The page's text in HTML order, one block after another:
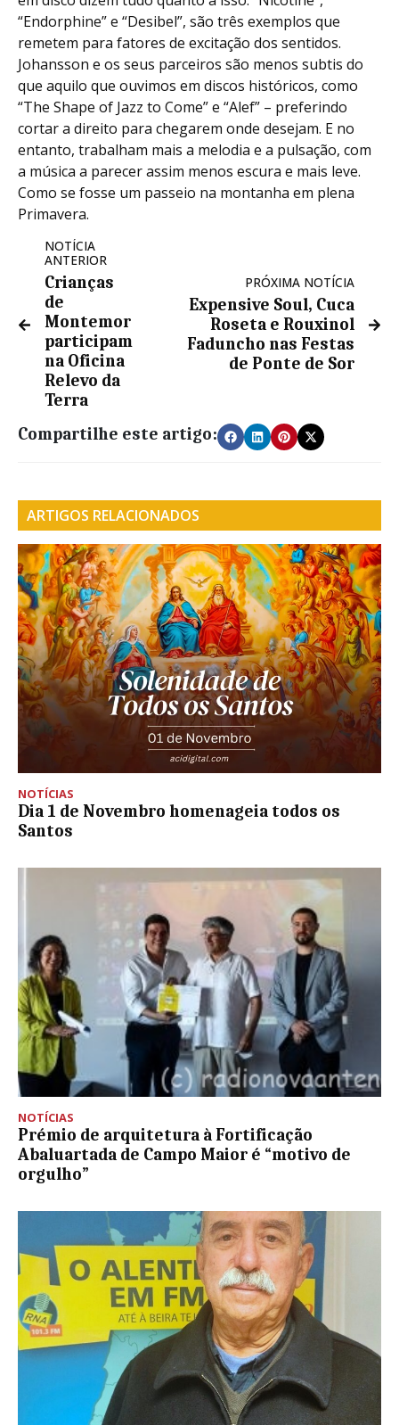
“Endorphine” e “Desibel”, são três exemplos que
remetem para fatores de excitação dos sentidos.
Johansson e os seus parceiros são menos subtis do
que aquilo que ouvimos em discos históricos, como
“The Shape of Jazz to Come” e “Alef” – preferindo
cortar a direito para chegarem onde desejam. E no
entanto, trabalham mais a melodia e a pulsação, com
a música a parecer assim menos escura e mais leve.
Como se fosse um passeio na montanha em plena
Primavera.
NOTÍCIA
ANTERIOR
Crianças
de
Montemor
participam
na Oficina
Relevo da
Terra
PRÓXIMA NOTÍCIA
Expensive Soul, Cuca
Roseta e Rouxinol
Faduncho nas Festas
de Ponte de Sor
Compartilhe este artigo:
ARTIGOS RELACIONADOS
NOTÍCIAS
Dia 1 de Novembro homenageia todos os
Santos
NOTÍCIAS
Prémio de arquitetura à Fortificação
Abaluartada de Campo Maior é “motivo de
orgulho”